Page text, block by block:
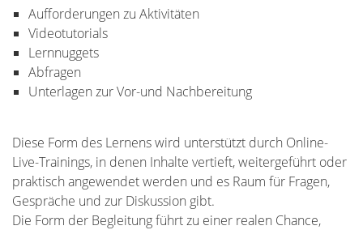
Aufforderungen zu Aktivitäten
Videotutorials
Lernnuggets
Abfragen
Unterlagen zur Vor-und Nachbereitung
Diese Form des Lernens wird unterstützt durch Online-
Live-Trainings, in denen Inhalte vertieft, weitergeführt oder
praktisch angewendet werden und es Raum für Fragen,
Gespräche und zur Diskussion gibt.
Die Form der Begleitung führt zu einer realen Chance,